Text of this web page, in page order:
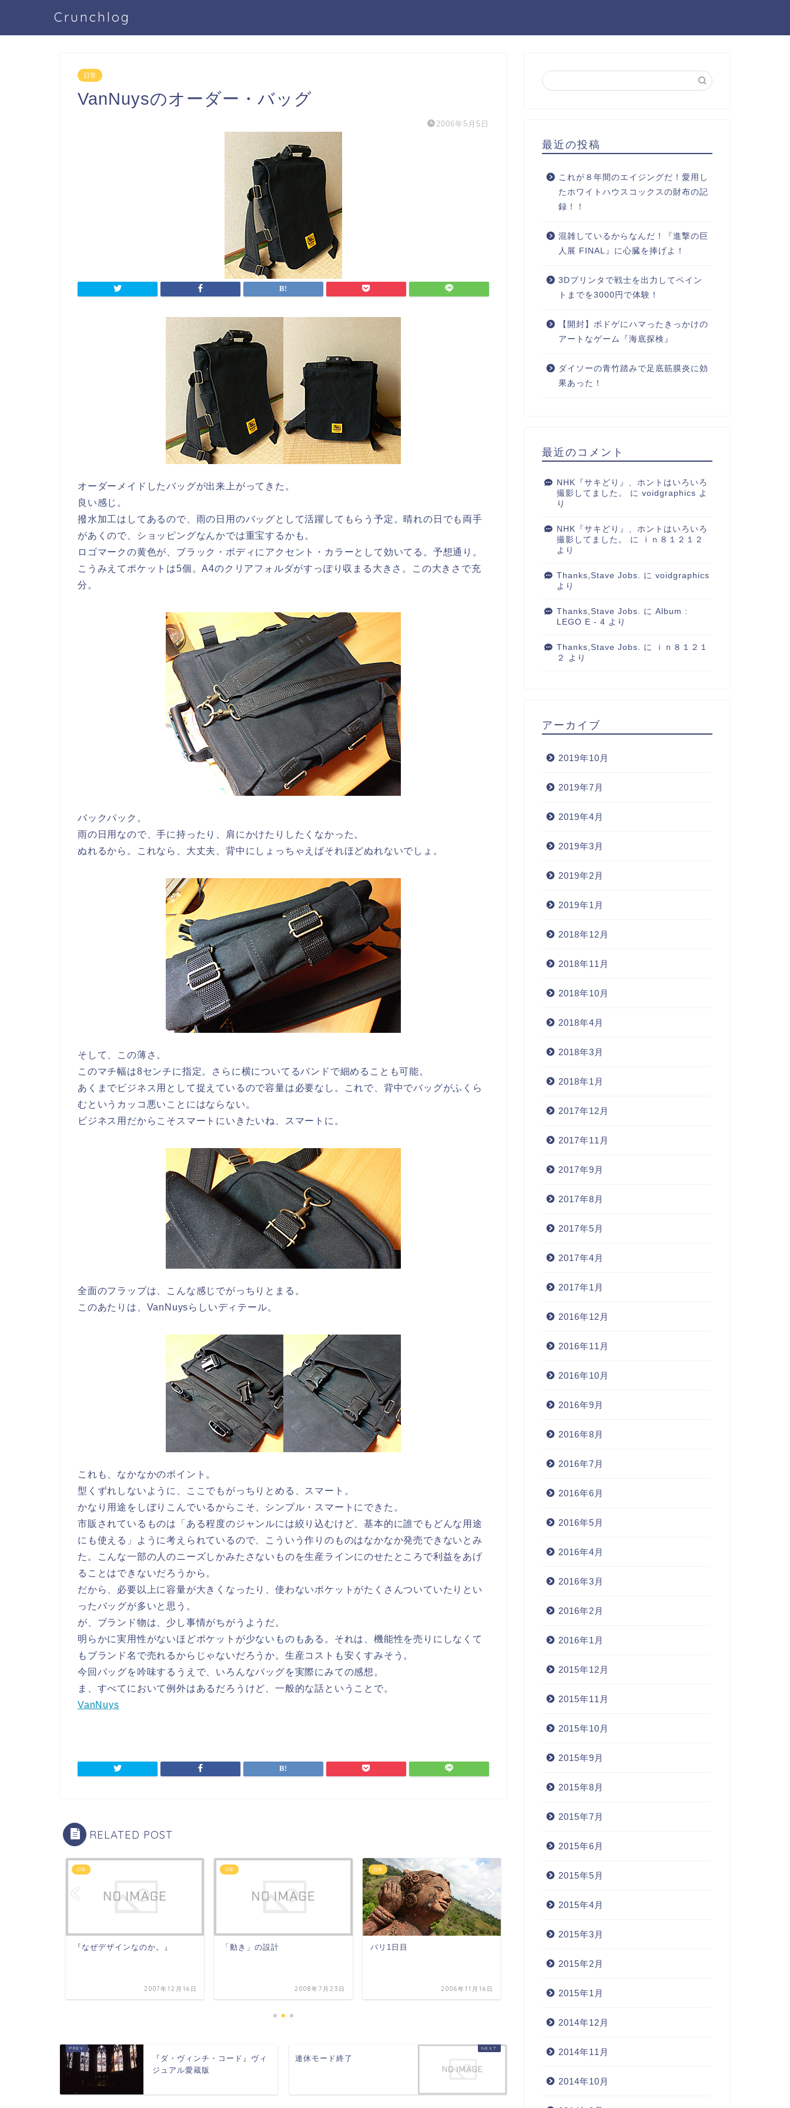
Crunchlog
日常
VanNuysのオーダー・バッグ
2006年5月5日
オーダーメイドしたバッグが出来上がってきた。
良い感じ。
撥水加工はしてあるので、雨の日用のバッグとして活躍してもらう予定。晴れの日でも両手
があくので、ショッピングなんかでは重宝するかも。
ロゴマークの黄色が、ブラック・ボディにアクセント・カラーとして効いてる。予想通り。
こうみえてポケットは5個。A4のクリアフォルダがすっぽり収まる大きさ。この大きさで充
分。
バックパック。
雨の日用なので、手に持ったり、肩にかけたりしたくなかった。
ぬれるから。これなら、大丈夫、背中にしょっちゃえばそれほどぬれないでしょ。
そして、この薄さ。
このマチ幅は8センチに指定。さらに横についてるバンドで細めることも可能。
あくまでビジネス用として捉えているので容量は必要なし。これで、背中でバッグがふくら
むというカッコ悪いことにはならない。
ビジネス用だからこそスマートにいきたいね、スマートに。
全面のフラップは、こんな感じでがっちりとまる。
このあたりは、VanNuysらしいディテール。
これも、なかなかのポイント。
型くずれしないように、ここでもがっちりとめる、スマート。
かなり用途をしぼりこんでいるからこそ、シンプル・スマートにできた。
市販されているものは「ある程度のジャンルには絞り込むけど、基本的に誰でもどんな用途
にも使える」ように考えられているので、こういう作りのものはなかなか発売できないとみ
た。こんな一部の人のニーズしかみたさないものを生産ラインにのせたところで利益をあげ
ることはできないだろうから。
だから、必要以上に容量が大きくなったり、使わないポケットがたくさんついていたりとい
ったバッグが多いと思う。
が、ブランド物は、少し事情がちがうようだ。
明らかに実用性がないほどポケットが少ないものもある。それは、機能性を売りにしなくて
もブランド名で売れるからじゃないだろうか。生産コストも安くすみそう。
今回バッグを吟味するうえで、いろんなバッグを実際にみての感想。
ま、すべてにおいて例外はあるだろうけど、一般的な話ということで。
VanNuys
RELATED POST
日常
『なぜデザインなのか。』
2007年12月16日
日常
「動き」の設計
2008年7月23日
日常
バリ1日目
2006年11月16日 2007年12月16日
『ダ・ヴィンチ・コード』ヴィ
ジュアル愛蔵版
連休モード終了
最近の投稿
これが８年間のエイジングだ！愛用し
たホワイトハウスコックスの財布の記
録！！
混雑しているからなんだ！『進撃の巨
人展 FINAL』に心臓を捧げよ！
3Dプリンタで戦士を出力してペイン
トまでを3000円で体験！
【開封】ボドゲにハマったきっかけの
アートなゲーム『海底探検』
ダイソーの青竹踏みで足底筋膜炎に効
果あった！
最近のコメント
NHK『サキどり』、ホントはいろいろ
撮影してました。
に voidgraphics よ
り
NHK『サキどり』、ホントはいろいろ
撮影してました。
に
ｉｎ８１２１２
より
Thanks,Stave Jobs. に voidgraphics
より
Thanks,Stave Jobs. に Album :
LEGO E - 4 より
Thanks,Stave Jobs. に
ｉｎ８１２１
２
より
アーカイブ
2019年10月
2019年7月
2019年4月
2019年3月
2019年2月
2019年1月
2018年12月
2018年11月
2018年10月
2018年4月
2018年3月
2018年1月
2017年12月
2017年11月
2017年9月
2017年8月
2017年5月
2017年4月
2017年1月
2016年12月
2016年11月
2016年10月
2016年9月
2016年8月
2016年7月
2016年6月
2016年5月
2016年4月
2016年3月
2016年2月
2016年1月
2015年12月
2015年11月
2015年10月
2015年9月
2015年8月
2015年7月
2015年6月
2015年5月
2015年4月
2015年3月
2015年2月
2015年1月
2014年12月
2014年11月
2014年10月